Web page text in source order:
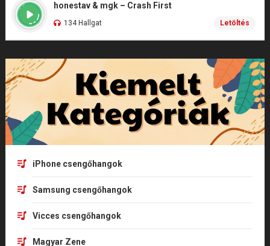
honestav & mgk – Crash First
134 Hallgat Letöltés
iPhone csengőhangok
Samsung csengőhangok
Vicces csengőhangok
Magyar Zene